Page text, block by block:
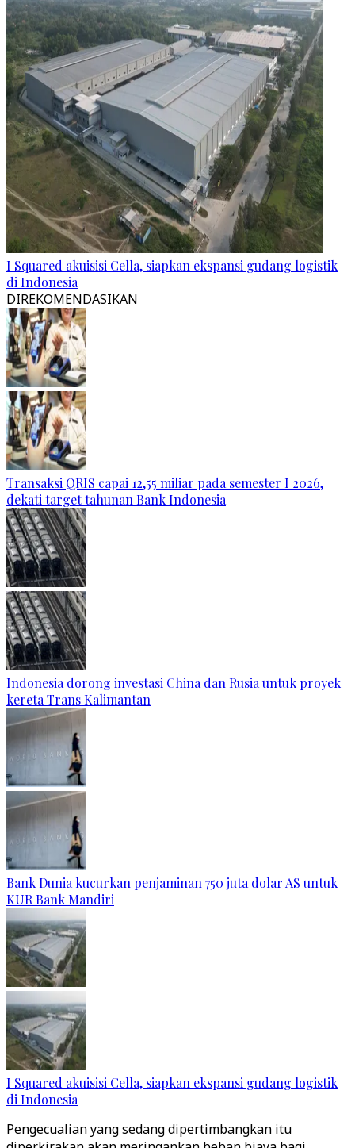
I Squared akuisisi Cella, siapkan ekspansi gudang logistik
di Indonesia
DIREKOMENDASIKAN
Transaksi QRIS capai 12,55 miliar pada semester I 2026,
dekati target tahunan Bank Indonesia
Indonesia dorong investasi China dan Rusia untuk proyek
kereta Trans Kalimantan
Bank Dunia kucurkan penjaminan 750 juta dolar AS untuk
KUR Bank Mandiri
I Squared akuisisi Cella, siapkan ekspansi gudang logistik
di Indonesia
Pengecualian yang sedang dipertimbangkan itu